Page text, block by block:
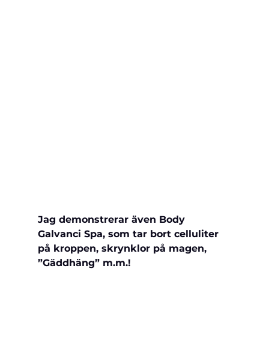
Jag demonstrerar även Body
Galvanci Spa, som tar bort celluliter
på kroppen, skrynklor på magen,
”Gäddhäng” m.m.!